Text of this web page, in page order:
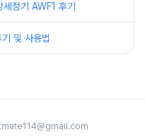
정기 AWF1 후기
및 사용법